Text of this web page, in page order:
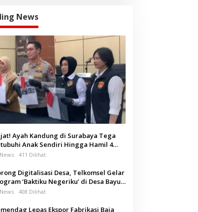
News
Ayah Kandung di Surabaya Tega
Anak Sendiri Hingga Hamil 4
411 Dilihat
Digitalisasi Desa, Telkomsel Gelar
‘Baktiku Negeriku’ di Desa Bayu
408 Dilihat
Lepas Ekspor Fabrikasi Baja